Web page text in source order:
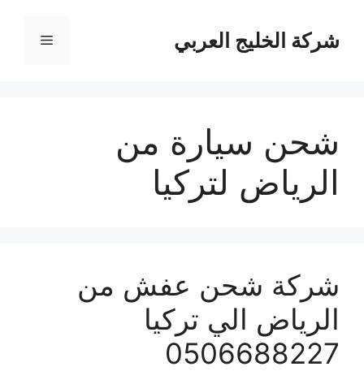
المحتوىشركة الخليج العربي القائمة
شحن سيارة من
الرياض لتركيا
شركة شحن عفش من
الرياض الي تركيا
0506688227